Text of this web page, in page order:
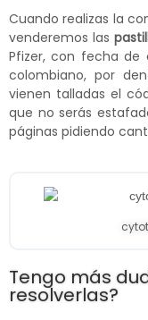
Cuando realizas la
venderemos las
Pfizer, con fecha de
colombiano, por
vienen talladas el
que no serás
páginas pidiendo
Tengo más
resolverlas?